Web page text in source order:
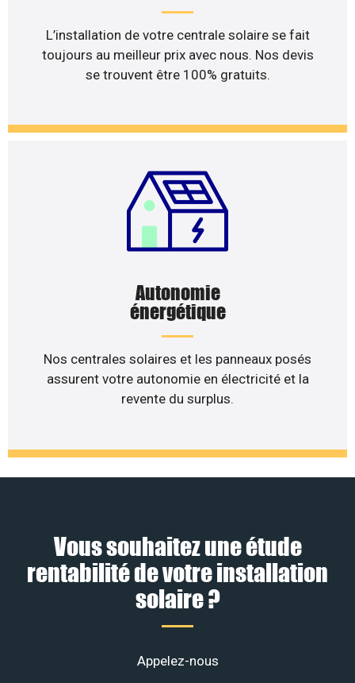
L’installation de votre centrale solaire se fait
toujours au meilleur prix avec nous. Nos devis
se trouvent être 100% gratuits.
Autonomie
énergétique
Nos centrales solaires et les panneaux posés
assurent votre autonomie en électricité et la
revente du surplus.
Vous souhaitez une étude
rentabilité de votre installation
solaire ?
Appelez-nous